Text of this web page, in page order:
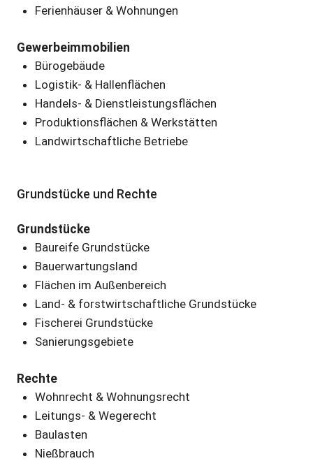
Ferienhäuser & Wohnungen
Gewerbeimmobilien
Bürogebäude
Logistik- & Hallenflächen
Handels- & Dienstleistungsflächen
Produktionsflächen & Werkstätten
Landwirtschaftliche Betriebe
Grundstücke und Rechte
Grundstücke
Baureife Grundstücke
Bauerwartungsland
Flächen im Außenbereich
Land- & forstwirtschaftliche Grundstücke
Fischerei Grundstücke
Sanierungsgebiete
Rechte
Wohnrecht & Wohnungsrecht
Leitungs- & Wegerecht
Baulasten
Nießbrauch